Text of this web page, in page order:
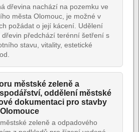
dřevina nachází na pozemku ve
města Olomouc, je možné v
požádat o její kácení. Udělení
předchází terénní šetření s
stavu, vitality, estetické
městské zeleně a
oddělení městské
dokumentaci pro stavby
zeleně a odpadového